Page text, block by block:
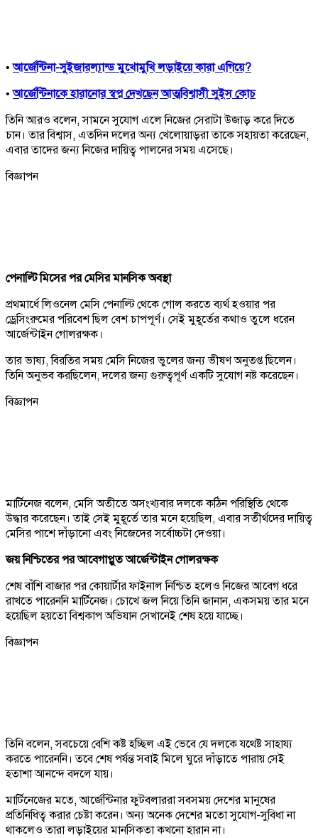
•আর্জেন্টিনা-সুইজারল্যান্ড মুখোমুখি লড়াইয়ে কারা এগিয়ে?
•আর্জেন্টিনাকে হারানোর স্বপ্ন দেখছেন আত্মবিশ্বাসী সুইস কোচ
তিনি আরও বলেন, সামনে সুযোগ এলে নিজের সেরাটা উজাড় করে দিতে
চান। তার বিশ্বাস, এতদিন দলের অন্য খেলোয়াড়রা তাকে সহায়তা করেছেন,
এবার তাদের জন্য নিজের দায়িত্ব পালনের সময় এসেছে।
বিজ্ঞাপন
পেনাল্টি মিসের পর মেসির মানসিক অবস্থা
প্রথমার্ধে লিওনেল মেসি পেনাল্টি থেকে গোল করতে ব্যর্থ হওয়ার পর
ড্রেসিংরুমের পরিবেশ ছিল বেশ চাপপূর্ণ। সেই মুহূর্তের কথাও তুলে ধরেন
আর্জেন্টাইন গোলরক্ষক।
তার ভাষ্য, বিরতির সময় মেসি নিজের ভুলের জন্য ভীষণ অনুতপ্ত ছিলেন।
তিনি অনুভব করছিলেন, দলের জন্য গুরুত্বপূর্ণ একটি সুযোগ নষ্ট করেছেন।
বিজ্ঞাপন
মার্টিনেজ বলেন, মেসি অতীতে অসংখ্যবার দলকে কঠিন পরিস্থিতি থেকে
উদ্ধার করেছেন। তাই সেই মুহূর্তে তার মনে হয়েছিল, এবার সতীর্থদের দায়িত্ব
মেসির পাশে দাঁড়ানো এবং নিজেদের সর্বোচ্চটা দেওয়া।
জয় নিশ্চিতের পর আবেগাপ্লুত আর্জেন্টাইন গোলরক্ষক
শেষ বাঁশি বাজার পর কোয়ার্টার ফাইনাল নিশ্চিত হলেও নিজের আবেগ ধরে
রাখতে পারেননি মার্টিনেজ। চোখে জল নিয়ে তিনি জানান, একসময় তার মনে
হয়েছিল হয়তো বিশ্বকাপ অভিযান সেখানেই শেষ হয়ে যাচ্ছে।
বিজ্ঞাপন
তিনি বলেন, সবচেয়ে বেশি কষ্ট হচ্ছিল এই ভেবে যে দলকে যথেষ্ট সাহায্য
করতে পারেননি। তবে শেষ পর্যন্ত সবাই মিলে ঘুরে দাঁড়াতে পারায় সেই
হতাশা আনন্দে বদলে যায়।
মার্টিনেজের মতে, আর্জেন্টিনার ফুটবলাররা সবসময় দেশের মানুষের
প্রতিনিধিত্ব করার চেষ্টা করেন। অন্য অনেক দেশের মতো সুযোগ-সুবিধা না
থাকলেও তারা লড়াইয়ের মানসিকতা কখনো হারান না।